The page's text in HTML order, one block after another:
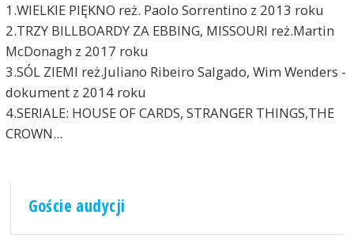
1.WIELKIE PIĘKNO reż. Paolo Sorrentino z 2013 roku
2.TRZY BILLBOARDY ZA EBBING, MISSOURI reż.Martin
McDonagh z 2017 roku
3.SÓL ZIEMI reż.Juliano Ribeiro Salgado, Wim Wenders -
dokument z 2014 roku
4.SERIALE: HOUSE OF CARDS, STRANGER THINGS,THE
CROWN...
Goście audycji